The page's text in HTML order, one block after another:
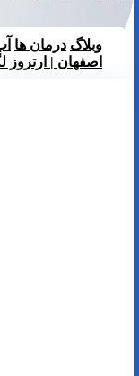
وبلاگ درمان ها
اصفهان |